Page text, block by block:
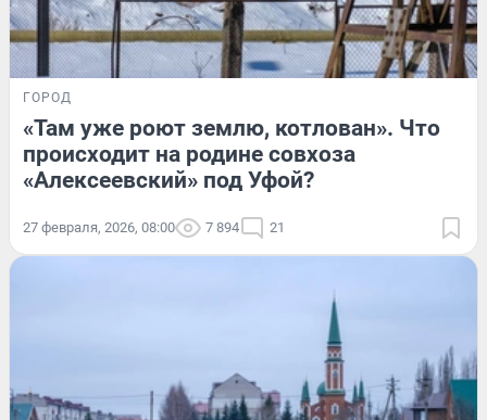
ГОРОД
«Там уже роют землю, котлован». Что
происходит на родине совхоза
«Алексеевский» под Уфой?
27 февраля, 2026, 08:00 7 894 21